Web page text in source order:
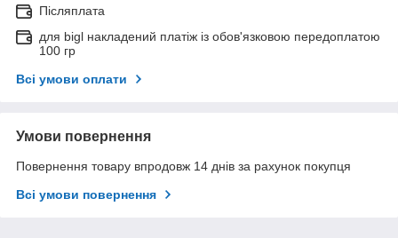
Післяплата
для bigl накладений платіж із обов'язковою передоплатою
100 гр
Всі умови оплати
Умови повернення
Повернення товару впродовж 14 днів за рахунок покупця
Всі умови повернення